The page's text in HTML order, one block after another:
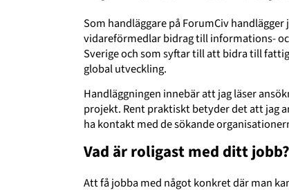
Som handläggare på ForumCiv
vidareförmedlar bidrag till informations-
Sverige och som syftar till att bidra till
global utveckling.
Handläggningen innebär att jag läser
projekt. Rent praktiskt betyder det att jag
ha kontakt med de sökande
Vad är roligast med ditt jobb?
Att få jobba med något konkret där man